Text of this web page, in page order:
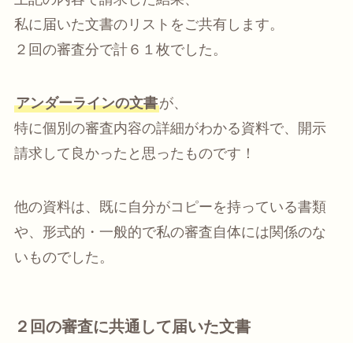
私に届いた文書のリストをご共有します。
２回の審査分で計６１枚でした。
アンダーラインの文書が、
特に個別の審査内容の詳細がわかる資料で、開示
請求して良かったと思ったものです！
他の資料は、既に自分がコピーを持っている書類
や、形式的・一般的で私の審査自体には関係のな
いものでした。
２回の審査に共通して届いた文書